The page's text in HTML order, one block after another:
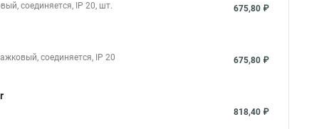
соединяется, IP 20, шт. 675,80 ₽
соединяется, IP 20 675,80 ₽
818,40 ₽